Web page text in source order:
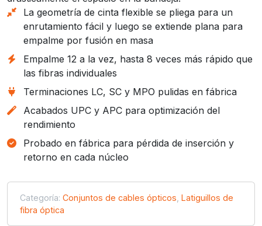
La geometría de cinta flexible se pliega para un
enrutamiento fácil y luego se extiende plana para
empalme por fusión en masa
Empalme 12 a la vez, hasta 8 veces más rápido que
las fibras individuales
Terminaciones LC, SC y MPO pulidas en fábrica
Acabados UPC y APC para optimización del
rendimiento
Probado en fábrica para pérdida de inserción y
retorno en cada núcleo
Categoría: Conjuntos de cables ópticos Latiguillos de
fibra óptica